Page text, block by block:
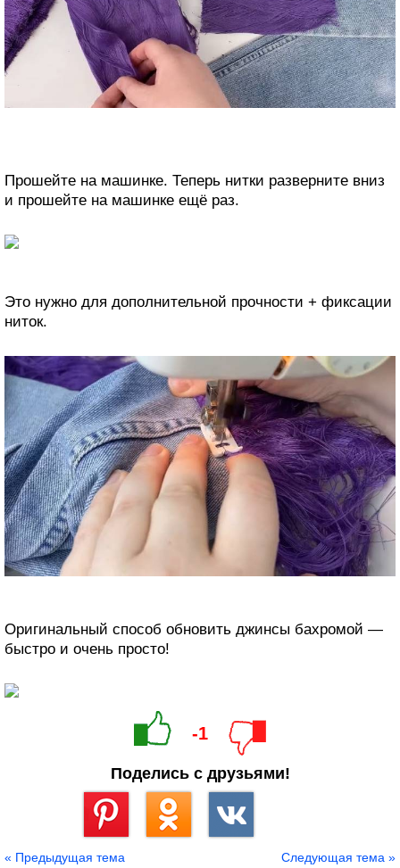
Прошейте на машинке. Теперь нитки разверните вниз
и прошейте на машинке ещё раз.
Это нужно для дополнительной прочности + фиксации
ниток.
Оригинальный способ обновить джинсы бахромой —
быстро и очень просто!
-1
Поделись с друзьями!
« Предыдущая тема Следующая тема »